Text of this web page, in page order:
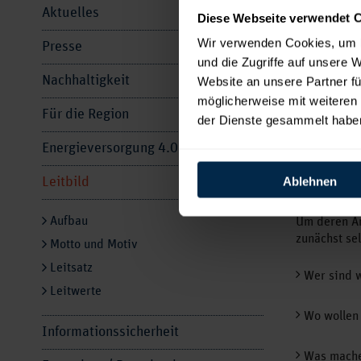
Diese Webseite verwendet
Wir verwenden Cookies,
und die Zugriffe auf unsere
Website an unsere Partner
möglicherweise mit
der Dienste gesammelt
Ablehnen
Aktuelles
Presse
Nachhaltigkeit
Für die Region
Energieversorgung 4.0
Leitbild
Aufbau
Motto und Motiv
Leitsatz
Leitwerte
Informationssicherheit
haben
der
Um deren
zunächst
Wer sind
Wo
Was